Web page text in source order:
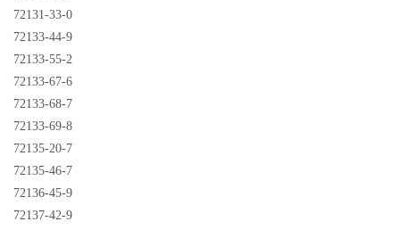
72131-33-0
72133-44-9
72133-55-2
72133-67-6
72133-68-7
72133-69-8
72135-20-7
72135-46-7
72136-45-9
72137-42-9